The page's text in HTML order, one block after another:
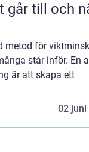
metod för
står inför. En
är att skapa ett
02 juni